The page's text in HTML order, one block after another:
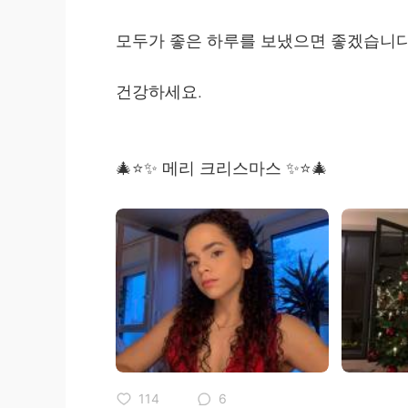
모두가 좋은 하루를 보냈으면 좋겠습니
건강하세요.
🎄⭐️✨ 메리 크리스마스 ✨⭐️🎄
114 6